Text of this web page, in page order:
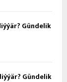
Gündelik
Gündelik